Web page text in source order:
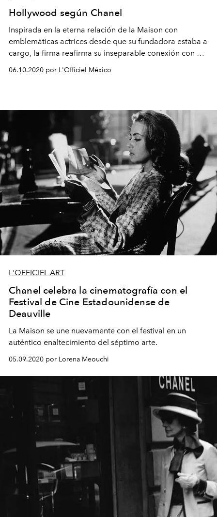
Hollywood según Chanel
Inspirada en la eterna relación de la Maison con
emblemáticas actrices desde que su fundadora estaba a
cargo, la firma reafirma su inseparable conexión con el
cine en su colección primavera / verano 2021.
06.10.2020 por L'Officiel México
L'OFFICIEL ART
Chanel celebra la cinematografía con el
Festival de Cine Estadounidense de
Deauville
La Maison se une nuevamente con el festival en un
auténtico enaltecimiento del séptimo arte.
05.09.2020 por Lorena Meouchi